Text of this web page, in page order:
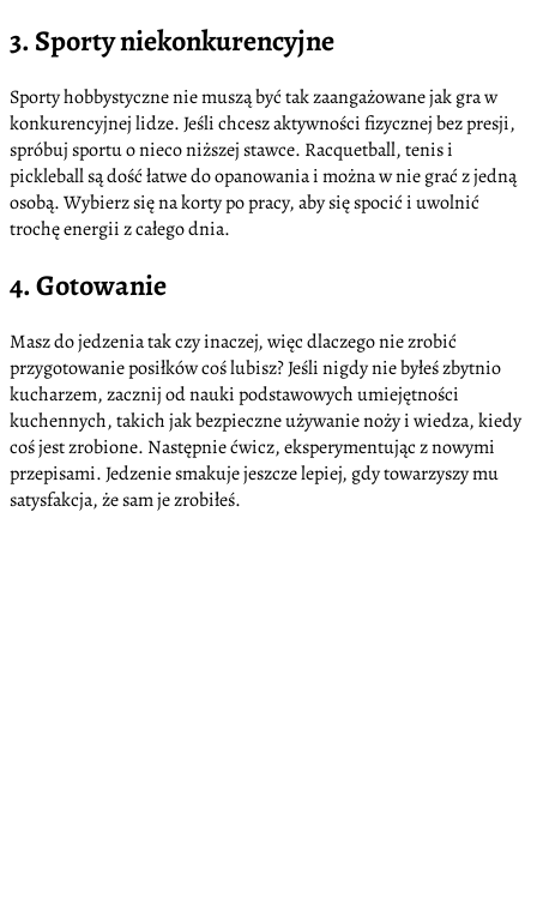
3. Sporty niekonkurencyjne
Sporty hobbystyczne nie muszą być tak zaangażowane jak gra w
konkurencyjnej lidze. Jeśli chcesz aktywności fizycznej bez presji,
spróbuj sportu o nieco niższej stawce. Racquetball, tenis i
pickleball są dość łatwe do opanowania i można w nie grać z jedną
osobą. Wybierz się na korty po pracy, aby się spocić i uwolnić
trochę energii z całego dnia.
4. Gotowanie
Masz do jedzenia tak czy inaczej, więc dlaczego nie zrobić
przygotowanie posiłków coś lubisz? Jeśli nigdy nie byłeś zbytnio
kucharzem, zacznij od nauki podstawowych umiejętności
kuchennych, takich jak bezpieczne używanie noży i wiedza, kiedy
coś jest zrobione. Następnie ćwicz, eksperymentując z nowymi
przepisami. Jedzenie smakuje jeszcze lepiej, gdy towarzyszy mu
satysfakcja, że sam je zrobiłeś.